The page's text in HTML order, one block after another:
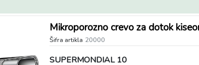
Mikroporozno crevo za dotok
Šifra artikla 20000
SUPERMONDIAL 10